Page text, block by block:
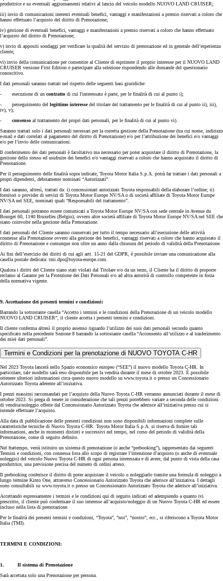
produttrice e su eventuali aggiornamenti relativi al lancio del veicolo modello NUOVO LAND CRUISER;
iii) invio di comunicazioni inerenti eventuali benefici, vantaggi e manifestazioni a premio riservati a coloro che
hanno effettuato l’acquisto del diritto di Prenotazione;
iv) gestione di eventuali benefici, vantaggi e manifestazioni a premio riservati a coloro che hanno effettuato
l’acquisto del diritto di Prenotazione;
v) invio di appositi sondaggi per verificare la qualità del servizio di prenotazione ed in generale dell’esperienza
cliente;
vi) invio della comunicazione per consentire al Cliente di esprimere il proprio interesse per il NUOVO LAND
CRUISER versione First Edition e partecipare alla selezione rispondendo alle domande del questionario
conoscitivo.
I dati personali saranno trattati nel rispetto delle seguenti basi giuridiche:
- esecuzione di un contratto di cui l'interessato è parte, per le finalità di cui al punto i);
- perseguimento del legittimo interessedel titolare del trattamento per le finalità di cui al punto ii), iii),
iv), v);
- consenso al trattamento dei propri dati personali, per le finalità di cui al punto vi).
Saranno trattati solo i dati personali necessari per la corretta gestione della Prenotazione (tra cui nome, indirizzo
e-mail e dati correlati al pagamento del diritto di Prenotazione) e/o per l’attribuzione dei benefici e/o vantaggi
e/o per l’invio delle comunicazioni.
Il conferimento dei dati personali è facoltativo ma necessario per poter acquistare il diritto di Prenotazione, la
gestione dello stesso ed usufruire dei benefici e/o vantaggi riservati a coloro che hanno acquistato il diritto di
Prenotazione.
Per il perseguimento delle finalità sopra indicate, Toyota Motor Italia S.p.A. potrà far trattare i dati personali a
propri dipendenti, debitamente nominati “Autorizzati”.
I dati saranno, altresì, trattati da: i) concessionari autorizzati Toyota responsabili della elaborare l’ordine; ii)
fornitori o provider di servizi di Toyota Motor Europe NV/SA o di società affiliate di Toyota Motor Europe
NV/SA nel SEE, nominati quali “Responsabili del trattamento”.
I dati personali potranno essere comunicati a Toyota Motor Europe NV/SA con sede centrale in Avenue du
Bourget 60, 1140 Bruxelles (Belgio); ovvero altre società affiliate di Toyota Motor Europe NV/SA nel SEE che
siano coinvolte nella gestione della Prenotazione.
I dati personali del Cliente saranno conservati per tutto il tempo necessario all’esecuzione delle attività
connesse alla Prenotazione ovvero alla gestione dei benefici, vantaggi riservati a coloro che hanno acquistato il
diritto di Prenotazione e comunque non oltre un anno dalla chiusura del periodo di validità della Prenotazione.
Ai fini dell’esercizio dei diritti di cui agli artt. 15-21 del GDPR, è possibile inviare una comunicazione alla
casella postale dedicata: tmi.dpo@toyota-europe.com.
Qualora i diritti del Cliente siano stati violati dal Titolare e/o da un terzo, il Cliente ha il diritto di proporre
reclamo al Garante per la Protezione dei Dati Personali e/o ad altra autorità di controllo competente in forza
della normativa vigente.
9. Accettazione dei presenti termini e condizioni:
Barrando la sottostante casella “Accetto i termini e le condizioni della Prenotazione di un veicolo modello
NUOVO LAND CRUISER”, il cliente accetta i presenti termini e condizioni.
Il cliente conferma altresì il proprio assenso riguardo l’utilizzo dei suoi dati personali secondo quanto
specificato nella precedente Sezione 8 barrando la sottostante casella “Acconsento all’utilizzo e al trasferimento
dei miei dati personali”.
Termini e Condizioni per la prenotazione di NUOVO TOYOTA C-HR
Nel 2023 Toyota lancerà nello Spazio economico europeo (“SEE”) il nuovo modello Toyota C-HR. In
particolare, tale modello sarà reso disponibile per la vendita durante il mese di ottobre 2023. È possibile
ottenere ulteriori informazioni circa questo nuovo modello su www.toyota.it o presso un Concessionario
Autorizzato Toyota aderente all’iniziativa.
I prezzi massimi raccomandati per l’acquisto della Nuovo Toyota C-HR verranno annunciati durante il mese di
ottobre 2023. Si prega di tenere in considerazione che tali prezzi potrebbero variare a seconda delle condizioni
di vendita/noleggio offerte dal Concessionario Autorizzato Toyota che aderisce all’iniziativa presso cui si
intende effettuare l’acquisto.
Alla data di pubblicazione delle presenti condizioni non sono disponibili informazioni complete sulle
caratteristiche tecniche di Nuovo Toyota C-HR. Toyota Motor Italia S.p.A. si riserva di fornire tali
informazioni, anche in momenti distinti e successivi nel tempo, nel corso del periodo di validità della
Prenotazione, come di seguito definito.
Nel frattempo, verrà istituito un sistema di prenotazione (o anche “prebooking”), rappresentato dai seguenti
Termini e condizioni, con connessa lista allo scopo di registrare l’intenzione d’acquisto (o anche di eventuale
noleggio) del veicolo Nuovo Toyota C-HR di ogni persona interessata e di avere, dal punto di vista della casa
produttrice, una previsione precisa del numero di ordini atteso.
Il prebooking conferisce il diritto di poter acquistare il veicolo o noleggiarlo tramite una formula di noleggio a
lungo termine Kinto One, attraverso Concessionario Autorizzato Toyota che aderisce all’iniziativa. I dettagli
sono consultabili su www.toyota.it o presso un Concessionario Autorizzato Toyota che aderisce all’iniziativa.
Accettando espressamente i termini e le condizioni qui di seguito indicati ed adempiendo a quanto ivi
prescritto, il cliente può confermare il suo interesse all’acquisto/noleggio di un Nuovo Toyota C-HR ed essere
incluso nella lista di prenotazione.
Per le finalità dei presenti termini e condizioni, “Toyota”, “noi”, “nostro”, ecc., si riferiscono a Toyota Motor
Italia (TMI).
TERMINI E CONDIZIONI:
1. Il sistema di Prenotazione
Sarà accettata solo una Prenotazione per persona.